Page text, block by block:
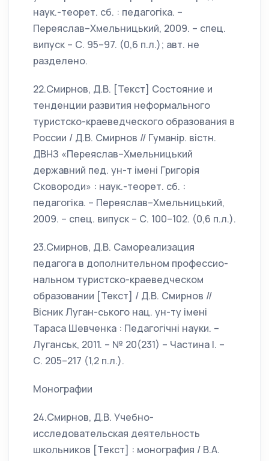
наук.-теорет. сб. : педагогiка. –
Переяслав–Хмельницький, 2009. – спец.
випуск – С. 95–97. (0,6 п.л.); авт. не
разделено.
22.Смирнов, Д.В. [Текст] Состояние и
тенденции развития неформального
туристско-краеведческого образования в
России / Д.В. Смирнов // Гуманiр. вiстн.
ДВНЗ «Переяслав–Хмельницький
державний пед. ун-т iменi Григорiя
Сковороди» : наук.-теорет. сб. :
педагогiка. – Переяслав–Хмельницький,
2009. – спец. випуск – С. 100–102. (0,6 п.л.).
23.Смирнов, Д.В. Самореализация
педагога в дополнительном профессио-
нальном туристско-краеведческом
образовании [Текст] / Д.В. Смирнов //
Вісник Луган-ського нац. ун-ту імені
Тараса Шевченка : Педагогічні науки. –
Луганськ, 2011. – № 20(231) – Частина I. –
С. 205–217 (1,2 п.л.).
Монографии
24.Смирнов, Д.В. Учебно-
исследовательская деятельность
школьников [Текст] : монография / В.А.